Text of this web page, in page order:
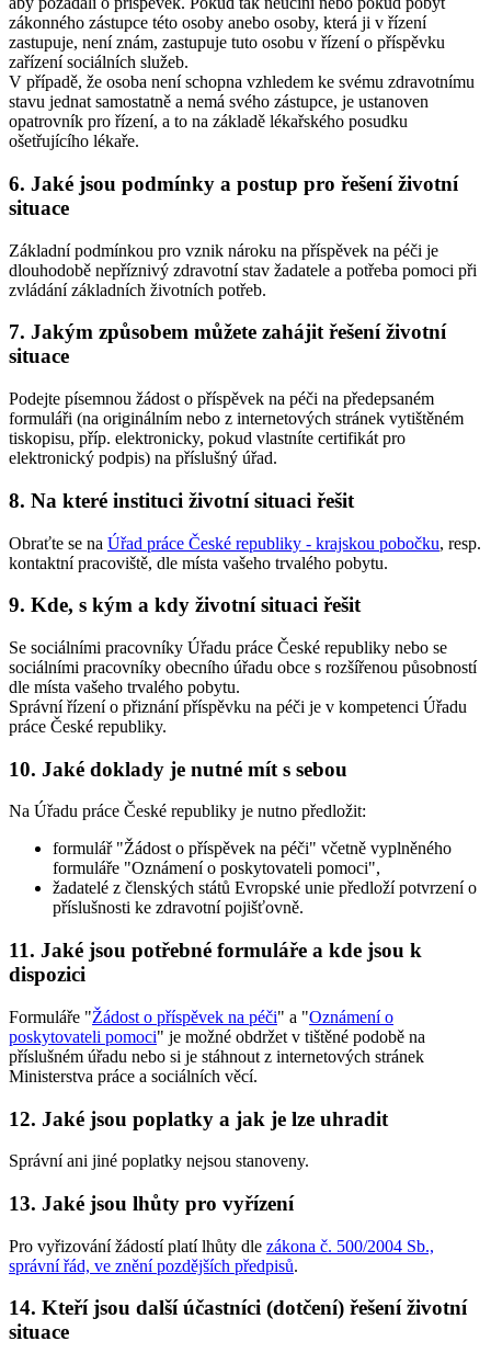
zákonného zástupce této osoby anebo osoby, která ji v řízení
zastupuje, není znám, zastupuje tuto osobu v řízení o příspěvku
zařízení sociálních služeb.
V případě, že osoba není schopna vzhledem ke svému zdravotnímu
stavu jednat samostatně a nemá svého zástupce, je ustanoven
opatrovník pro řízení, a to na základě lékařského posudku
ošetřujícího lékaře.
6. Jaké jsou podmínky a postup pro řešení životní
situace
Základní podmínkou pro vznik nároku na příspěvek na péči je
dlouhodobě nepříznivý zdravotní stav žadatele a potřeba pomoci při
zvládání základních životních potřeb.
7. Jakým způsobem můžete zahájit řešení životní
situace
Podejte písemnou žádost o příspěvek na péči na předepsaném
formuláři (na originálním nebo z internetových stránek vytištěném
tiskopisu, příp. elektronicky, pokud vlastníte certifikát pro
elektronický podpis) na příslušný úřad.
8. Na které instituci životní situaci řešit
Obraťte se na Úřad práce České republiky - krajskou pobočku, resp.
kontaktní pracoviště, dle místa vašeho trvalého pobytu.
9. Kde, s kým a kdy životní situaci řešit
Se sociálními pracovníky Úřadu práce České republiky nebo se
sociálními pracovníky obecního úřadu obce s rozšířenou působností
dle místa vašeho trvalého pobytu.
Správní řízení o přiznání příspěvku na péči je v kompetenci Úřadu
práce České republiky.
10. Jaké doklady je nutné mít s sebou
Na Úřadu práce České republiky je nutno předložit:
formulář "Žádost o příspěvek na péči" včetně vyplněného
formuláře "Oznámení o poskytovateli pomoci",
žadatelé z členských států Evropské unie předloží potvrzení o
příslušnosti ke zdravotní pojišťovně.
11. Jaké jsou potřebné formuláře a kde jsou k
dispozici
Formuláře "Žádost o příspěvek na péči" a "Oznámení o
poskytovateli pomoci" je možné obdržet v tištěné podobě na
příslušném úřadu nebo si je stáhnout z internetových stránek
Ministerstva práce a sociálních věcí.
12. Jaké jsou poplatky a jak je lze uhradit
Správní ani jiné poplatky nejsou stanoveny.
13. Jaké jsou lhůty pro vyřízení
Pro vyřizování žádostí platí lhůty dle zákona č. 500/2004 Sb.,
správní řád, ve znění pozdějších předpisů.
14. Kteří jsou další účastníci (dotčení) řešení životní
situace